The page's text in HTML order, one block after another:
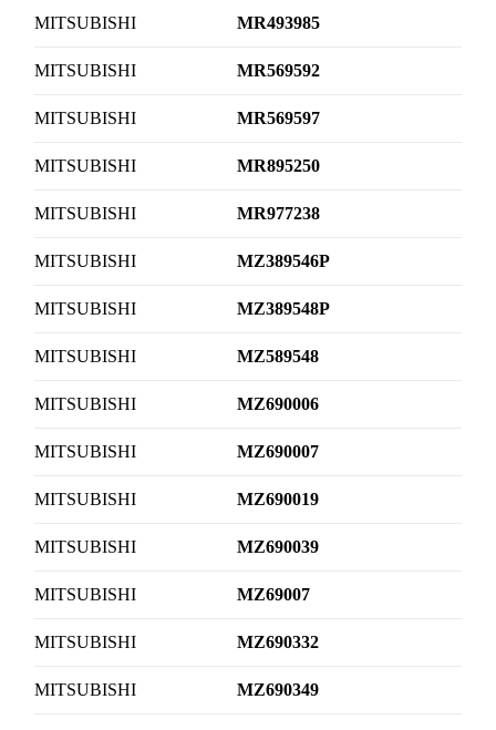
MITSUBISHI MR493985
MITSUBISHI MR569592
MITSUBISHI MR569597
MITSUBISHI MR895250
MITSUBISHI MR977238
MITSUBISHI MZ389546P
MITSUBISHI MZ389548P
MITSUBISHI MZ589548
MITSUBISHI MZ690006
MITSUBISHI MZ690007
MITSUBISHI MZ690019
MITSUBISHI MZ690039
MITSUBISHI MZ69007
MITSUBISHI MZ690332
MITSUBISHI MZ690349